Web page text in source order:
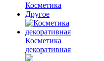
Косметика
Другое
Косметика
декоративная